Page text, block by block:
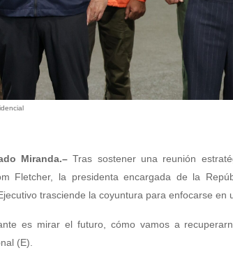
Miranda.– Tras sostener una reunión
Fletcher, la presidenta encargada de la
trasciende la coyuntura para enfocarse
es mirar el futuro, cómo vamos a
(E).